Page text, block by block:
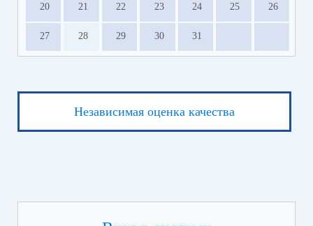
20 21 22 23 24 25 26
27 28 29 30 31
Независимая оценка качества